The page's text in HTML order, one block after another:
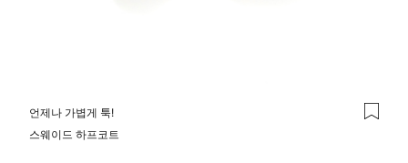
언제나 가볍게 툭!
스웨이드 하프코트